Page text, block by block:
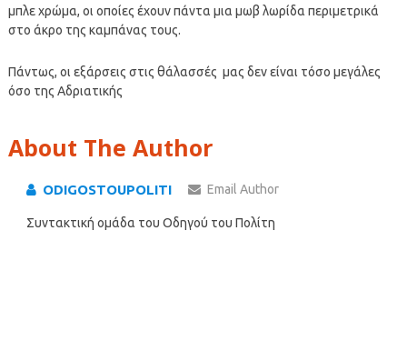
μπλε χρώμα, οι οποίες έχουν πάντα μια μωβ λωρίδα περιμετρικά
στο άκρο της καμπάνας τους.
Πάντως, οι εξάρσεις στις θάλασσές μας δεν είναι τόσο μεγάλες
όσο της Αδριατικής
About The Author
ODIGOSTOUPOLITI Email Author
Συντακτική ομάδα του Οδηγού του Πολίτη